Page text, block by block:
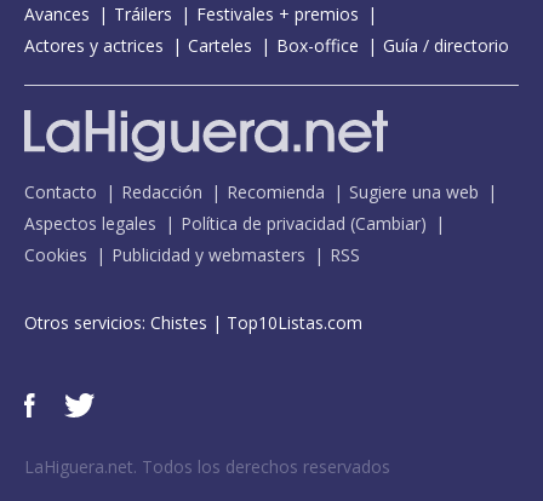
Avances
Tráilers
Festivales + premios
Actores y actrices
Carteles Box-office Guía / directorio
Contacto Redacción Recomienda
Sugiere una web
Aspectos legales
Política de privacidad (Cambiar)
Cookies
Publicidad y webmasters RSS
Otros servicios: Chistes | Top10Listas.com
LaHiguera.net. Todos los derechos reservados